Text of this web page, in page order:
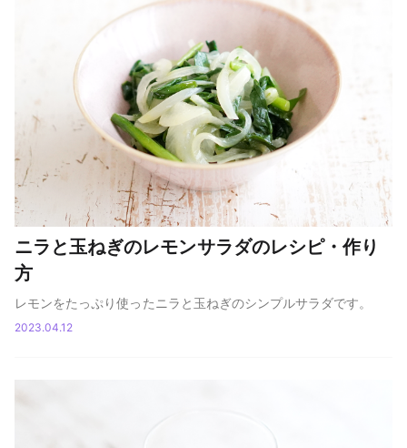
ニラと玉ねぎのレモンサラダのレシピ・作り
方
レモンをたっぷり使ったニラと玉ねぎのシンプルサラダです。
2023.04.12